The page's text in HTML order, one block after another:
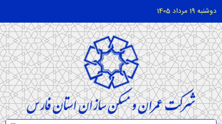
دوشنبه 19 مرداد 1405